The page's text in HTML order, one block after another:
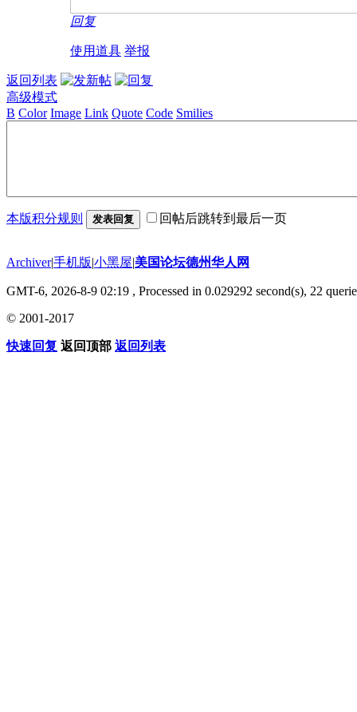
回复
使用道具 举报
返回列表
高级模式
B Color Image Link Quote Code Smilies
本版积分规则 发表回复 回帖后跳转到最后一页
Archiver|手机版|小黑屋|美国论坛德州华人网
GMT-6, 2026-8-9 02:19 , Processed in 0.029292 second(s), 22
© 2001-2017
快速回复 返回顶部 返回列表